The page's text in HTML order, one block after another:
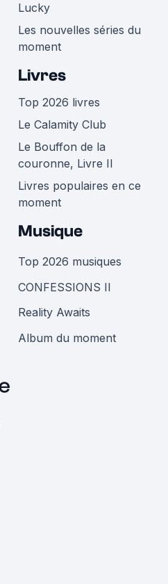
Lucky
Les nouvelles séries du
moment
Livres
Top 2026 livres
Le Calamity Club
Le Bouffon de la
couronne, Livre II
Livres populaires en ce
moment
Musique
Top 2026 musiques
CONFESSIONS II
Reality Awaits
Album du moment